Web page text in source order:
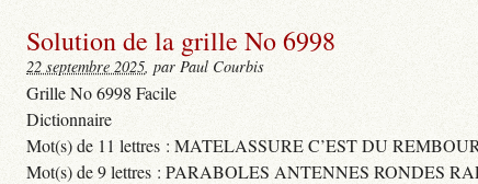
Solution de la grille No 6998
22 septembre 2025, par Paul Courbis
Grille No 6998 Facile
Dictionnaire
Mot(s) de 11 lettres : MATELASSURE C’EST DU
Mot(s) de 9 lettres : PARABOLES ANTENNES RONDES